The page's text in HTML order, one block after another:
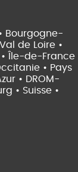
Bourgogne-
de Loire •
Île-de-France
• Pays
• DROM-
• Suisse •